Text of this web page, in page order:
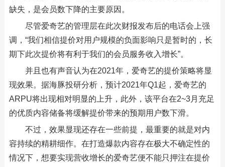
缺失，是会员数下降的主要原因。
尽管爱奇艺的管理层在此次财报发布后的电话会上强
调，“我们相信提价对用户规模的负面影响只是暂时的，长
期下此次提价将有利于我们的会员服务收入增长”。
并且也有声音认为在2021年，爱奇艺的提价策略将显
现效果。据海豚投研分析，预计2021年Q1起，爱奇艺的
ARPU将出现相对明显的上升，此外，该平台在2~3月充足
的优质内容储备将缓解提价带来的预期用户数下滑。
不过，效果显现还存在一些前提，最重要的就是对内
容持续的精耕细作。在打造爆款内容存在极大不确定性的
情况下，想要实现营收增长的爱奇艺便不能只押注在提价